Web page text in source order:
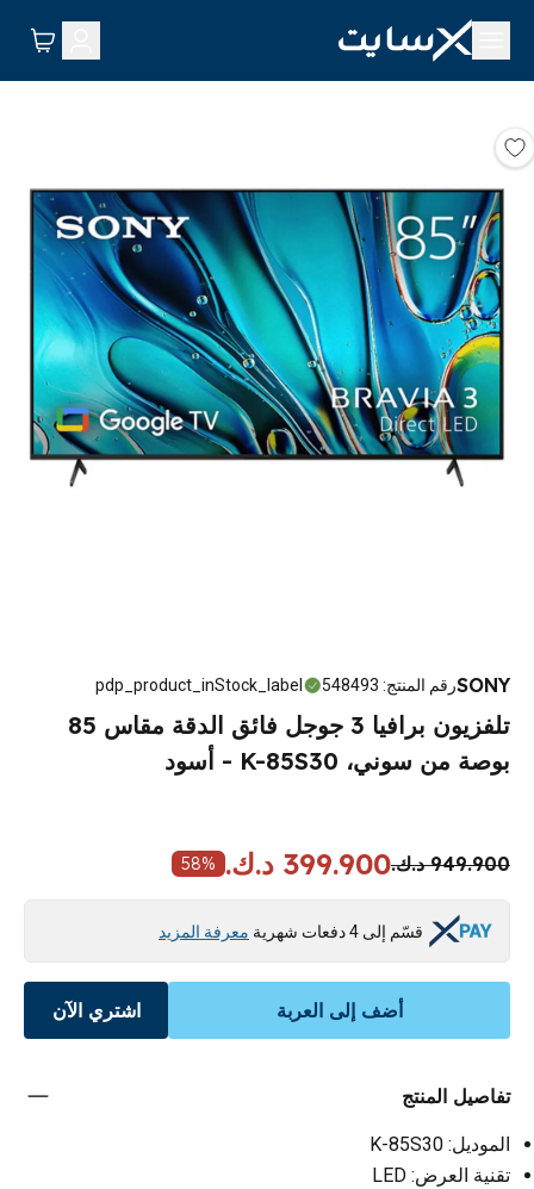
SONYرقم المنتج:
548493
pdp_product_inStock_label
تلفزيون برافيا 3 جوجل فائق الدقة مقاس 85
بوصة من سوني، K-85S30 - أسود
949.900 د.ك. 399.900 د.ك. 58%
قسّم إلى 4 دفعات شهرية معرفة المزيد
أضف إلى العربة اشتري الآن
تفاصيل المنتج
الموديل: K-85S30
تقنية العرض: LED